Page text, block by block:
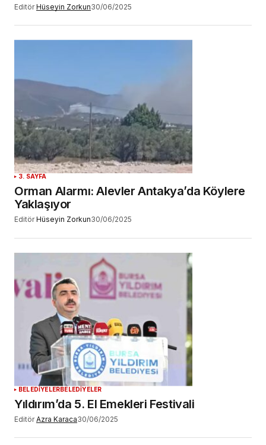
Editör Hüseyin Zorkun30/06/2025
3. SAYFA
Orman Alarmı: Alevler Antakya’da Köylere
Yaklaşıyor
Editör Hüseyin Zorkun30/06/2025
BELEDİYELERBELEDİYELER
Yıldırım’da 5. El Emekleri Festivali
Editör Azra Karaca30/06/2025